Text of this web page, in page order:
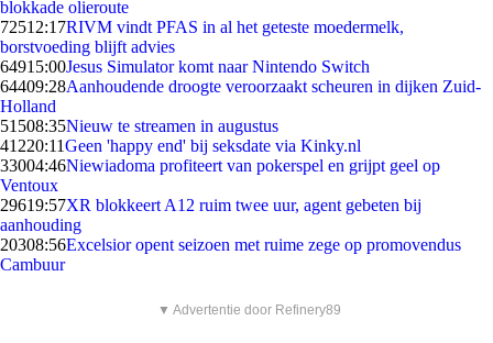
blokkade olieroute
72512:17RIVM vindt PFAS in al het geteste moedermelk,
borstvoeding blijft advies
64915:00Jesus Simulator komt naar Nintendo Switch
64409:28Aanhoudende droogte veroorzaakt scheuren in dijken Zuid-
Holland
51508:35Nieuw te streamen in augustus
41220:11Geen 'happy end' bij seksdate via Kinky.nl
33004:46Niewiadoma profiteert van pokerspel en grijpt geel op
Ventoux
29619:57XR blokkeert A12 ruim twee uur, agent gebeten bij
aanhouding
20308:56Excelsior opent seizoen met ruime zege op promovendus
Cambuur
▼ Advertentie door Refinery89